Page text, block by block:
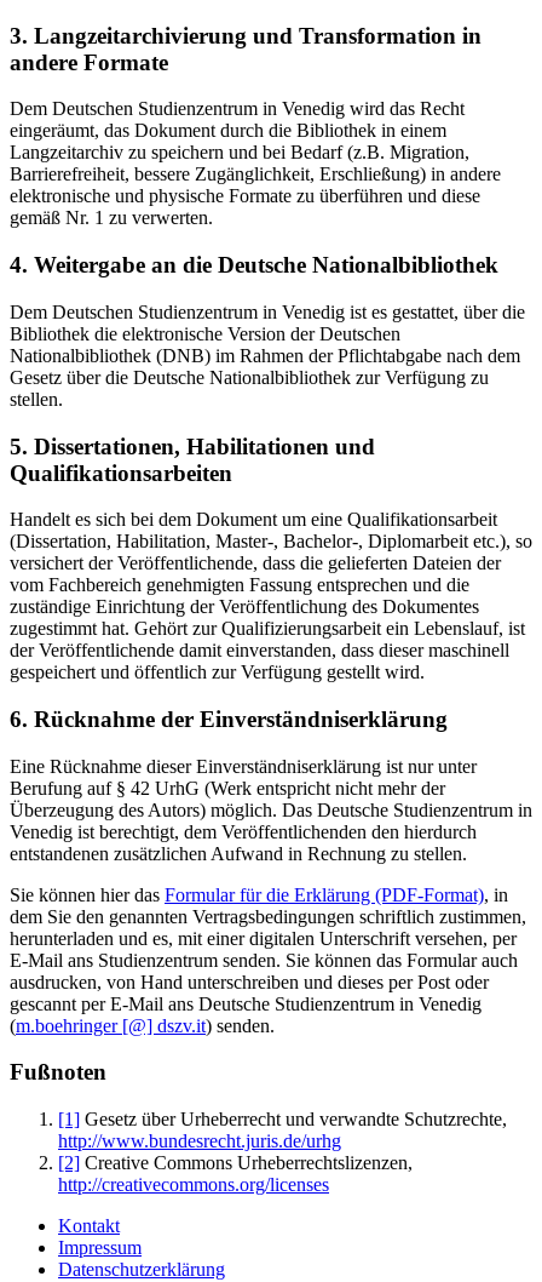
3. Langzeitarchivierung und Transformation in
andere Formate
Dem Deutschen Studienzentrum in Venedig wird das Recht
eingeräumt, das Dokument durch die Bibliothek in einem
Langzeitarchiv zu speichern und bei Bedarf (z.B. Migration,
Barrierefreiheit, bessere Zugänglichkeit, Erschließung) in andere
elektronische und physische Formate zu überführen und diese
gemäß Nr. 1 zu verwerten.
4. Weitergabe an die Deutsche Nationalbibliothek
Dem Deutschen Studienzentrum in Venedig ist es gestattet, über die
Bibliothek die elektronische Version der Deutschen
Nationalbibliothek (DNB) im Rahmen der Pflichtabgabe nach dem
Gesetz über die Deutsche Nationalbibliothek zur Verfügung zu
stellen.
5. Dissertationen, Habilitationen und
Qualifikationsarbeiten
Handelt es sich bei dem Dokument um eine Qualifikationsarbeit
(Dissertation, Habilitation, Master-, Bachelor-, Diplomarbeit etc.), so
versichert der Veröffentlichende, dass die gelieferten Dateien der
vom Fachbereich genehmigten Fassung entsprechen und die
zuständige Einrichtung der Veröffentlichung des Dokumentes
zugestimmt hat. Gehört zur Qualifizierungsarbeit ein Lebenslauf, ist
der Veröffentlichende damit einverstanden, dass dieser maschinell
gespeichert und öffentlich zur Verfügung gestellt wird.
6. Rücknahme der Einverständniserklärung
Eine Rücknahme dieser Einverständniserklärung ist nur unter
Berufung auf § 42 UrhG (Werk entspricht nicht mehr der
Überzeugung des Autors) möglich. Das Deutsche Studienzentrum in
Venedig ist berechtigt, dem Veröffentlichenden den hierdurch
entstandenen zusätzlichen Aufwand in Rechnung zu stellen.
Sie können hier das Formular für die Erklärung (PDF-Format), in
dem Sie den genannten Vertragsbedingungen schriftlich zustimmen,
herunterladen und es, mit einer digitalen Unterschrift versehen, per
E-Mail ans Studienzentrum senden. Sie können das Formular auch
ausdrucken, von Hand unterschreiben und dieses per Post oder
gescannt per E-Mail ans Deutsche Studienzentrum in Venedig
(m.boehringer [@] dszv.it) senden.
Fußnoten
[1] Gesetz über Urheberrecht und verwandte Schutzrechte,
http://www.bundesrecht.juris.de/urhg
[2] Creative Commons Urheberrechtslizenzen,
http://creativecommons.org/licenses
Kontakt
Impressum
Datenschutzerklärung